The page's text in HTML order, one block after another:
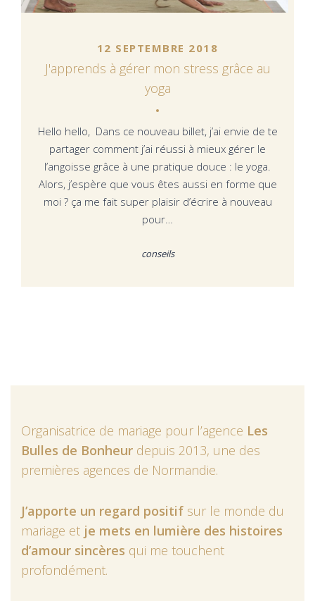
12 SEPTEMBRE 2018
J'apprends à gérer mon stress grâce au
yoga
Hello hello, Dans ce nouveau billet, j’ai envie de te
partager comment j’ai réussi à mieux gérer le
l’angoisse grâce à une pratique douce : le yoga.
Alors, j’espère que vous êtes aussi en forme que
moi ? ça me fait super plaisir d’écrire à nouveau
pour…
conseils
Organisatrice de mariage pour l’agence Les
Bulles de Bonheur depuis 2013, une des
premières agences de Normandie.
J’apporte un regard positif sur le monde du
mariage et je mets en lumière des histoires
d’amour sincères qui me touchent
profondément.